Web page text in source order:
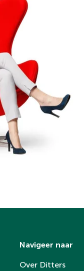
Navigeer naar
Over Ditters